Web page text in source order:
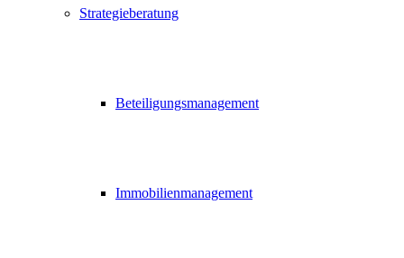
Strategieberatung
Beteiligungsmanagement
Immobilienmanagement